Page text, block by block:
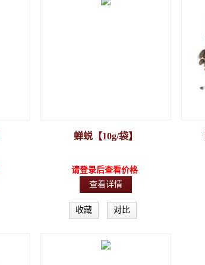
蝉蜕【10g/袋】
请登录后查看价格
查看详情
收藏 对比